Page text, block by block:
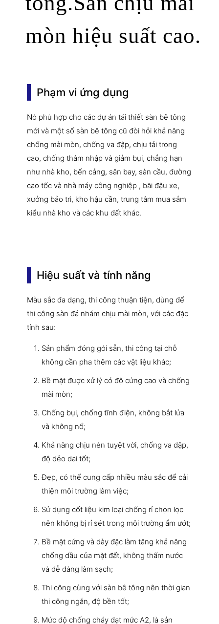
mòn hiệu suất cao.
Phạm vi ứng dụng
Nó phù hợp cho các dự án tái thiết sàn bê tông
mới và một số sàn bê tông cũ đòi hỏi khả năng
chống mài mòn, chống va đập, chịu tải trọng
cao, chống thâm nhập và giảm bụi, chẳng hạn
như nhà kho, bến cảng, sân bay, sàn cầu, đường
cao tốc và nhà máy công nghiệp , bãi đậu xe,
xưởng bảo trì, kho hậu cần, trung tâm mua sắm
kiểu nhà kho và các khu đất khác.
Hiệu suất và tính năng
Màu sắc đa dạng, thi công thuận tiện, dùng để
thi công sàn đá nhám chịu mài mòn, với các đặc
tính sau:
Sản phẩm đóng gói sẵn, thi công tại chỗ
không cần pha thêm các vật liệu khác;
Bề mặt được xử lý có độ cứng cao và chống
mài mòn;
Chống bụi, chống tĩnh điện, không bắt lửa
và không nổ;
Khả năng chịu nén tuyệt vời, chống va đập,
độ dẻo dai tốt;
Đẹp, có thể cung cấp nhiều màu sắc để cải
thiện môi trường làm việc;
Sử dụng cốt liệu kim loại chống rỉ chọn lọc
nên không bị rỉ sét trong môi trường ẩm ướt;
Bề mặt cứng và dày đặc làm tăng khả năng
chống dầu của mặt đất, không thấm nước
và dễ dàng làm sạch;
Thi công cùng với sàn bê tông nên thời gian
thi công ngắn, độ bền tốt;
Mức độ chống cháy đạt mức A2, là sản